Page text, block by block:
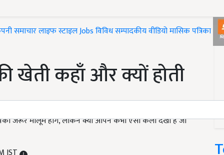
समाचारलाइफ स्टाइलJobsविविधसम्पादकीयवीडियोमासिक पत्रिका
खेती कहाँ और क्यों होती
जरूर मालूम होंगे, लेकिन क्या आपने कभी ऐसा केला देखा है जो